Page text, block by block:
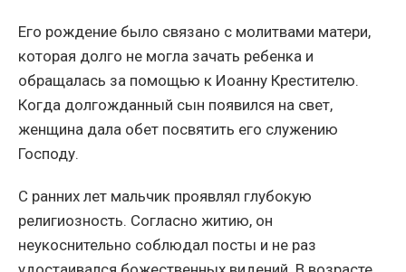
Его рождение было связано с молитвами матери,
которая долго не могла зачать ребенка и
обращалась за помощью к Иоанну Крестителю.
Когда долгожданный сын появился на свет,
женщина дала обет посвятить его служению
Господу.
С ранних лет мальчик проявлял глубокую
религиозность. Согласно житию, он
неукоснительно соблюдал посты и не раз